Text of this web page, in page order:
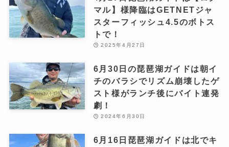
マル】様降臨はGETNETジャ
スターフィッシュ4.5のボトス
トで！
2025年4月27日
6月30日の琵琶湖ガイドは朝イ
チのバラシでリズム崩壊したゲ
スト様がランチ後にバイト連発
劇！
2024年6月30日
6月16日琵琶湖ガイドは北でキ